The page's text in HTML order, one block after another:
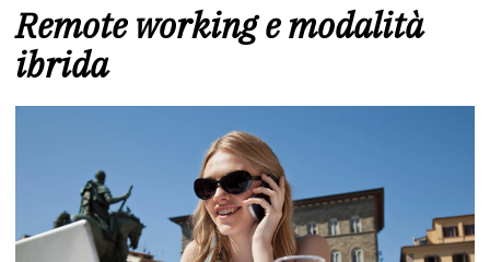
Remote working e modalità
ibrida